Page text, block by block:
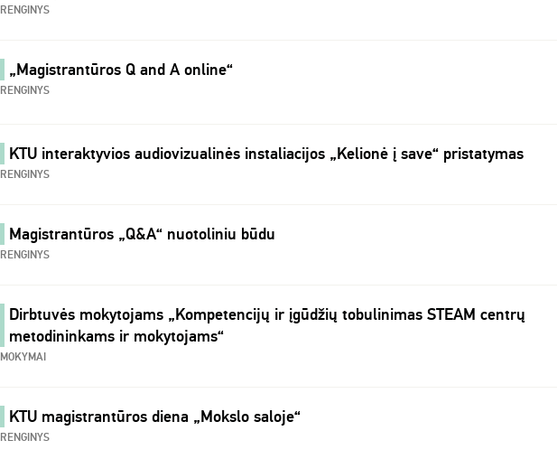
RENGINYS
„Magistrantūros Q and A online“
RENGINYS
KTU interaktyvios audiovizualinės instaliacijos „Kelionė į save“ pristatymas
RENGINYS
Magistrantūros „Q&A“ nuotoliniu būdu
RENGINYS
Dirbtuvės mokytojams „Kompetencijų ir įgūdžių tobulinimas STEAM centrų
metodininkams ir mokytojams“
MOKYMAI
KTU magistrantūros diena „Mokslo saloje“
RENGINYS